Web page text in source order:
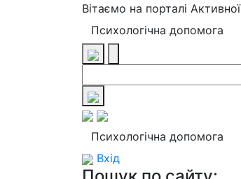
Вітаємо на порталі
Психологічна допомога
Психологічна допомога
Вхід